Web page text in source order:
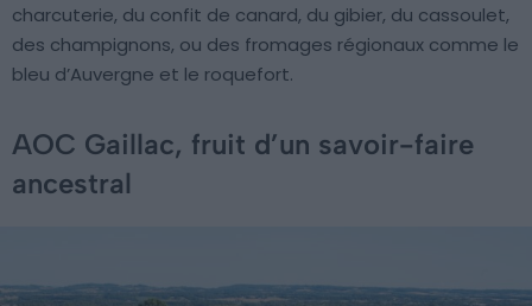
charcuterie, du confit de canard, du gibier, du cassoulet,
des champignons, ou des fromages régionaux comme le
bleu d’Auvergne et le roquefort.
AOC Gaillac, fruit d’un savoir-faire
ancestral